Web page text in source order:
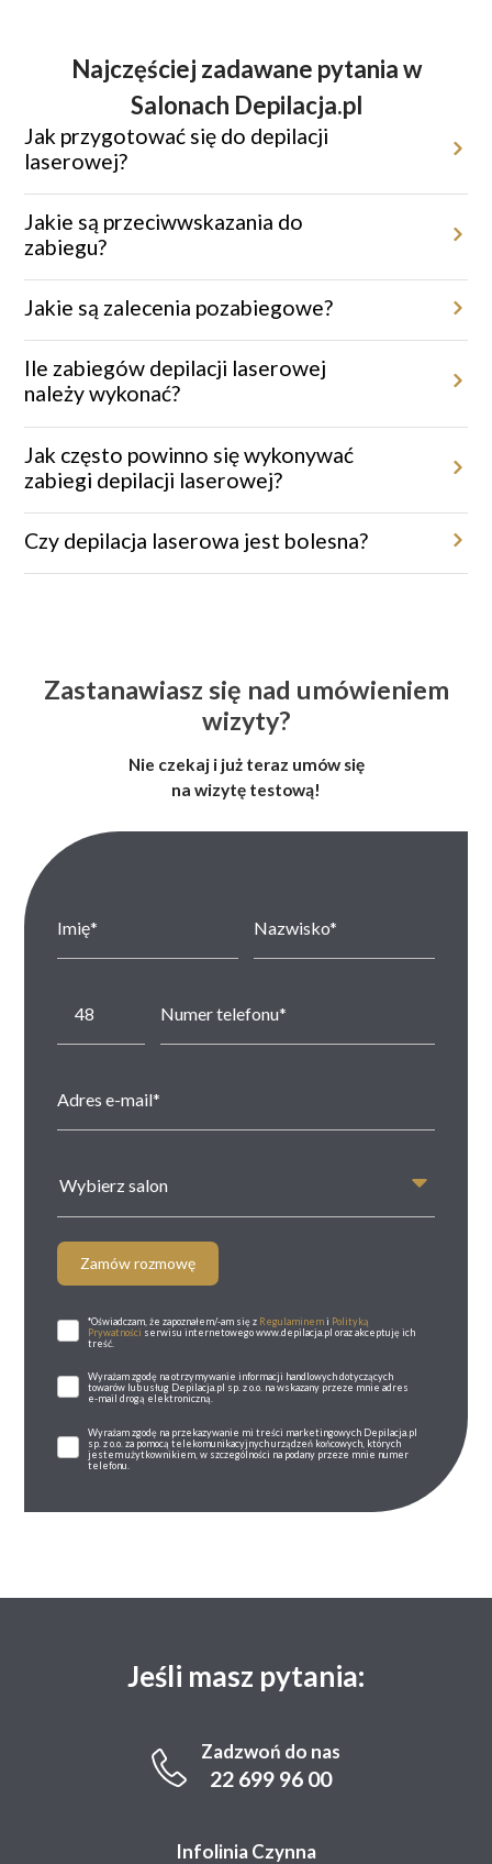
Najczęściej zadawane pytania w
Salonach Depilacja.pl
Jak przygotować się do depilacji
laserowej?
Przed zabiegiem miejsce poddane depilacji należy ogolić maszynką
jednorazową. Należy unikać opalania oraz stosowania kremów
depilacyjnych, depilatorów czy pęsety.
Jakie są przeciwwskazania do
zabiegu?
Depilacja laserowa nie jest zalecana w przypadku ciąży, świeżej
opalenizny, aktywnych infekcji skórnych czy podczas brania leków
światłouczulających.
Jakie są zalecenia pozabiegowe?
Po zabiegu warto unikać gorących kąpieli, sauny i intensywnego
wysiłku fizycznego przez 48 godzin.
Ile zabiegów depilacji laserowej
należy wykonać?
Aby uzyskać trwałe efekty, konieczna jest seria 6–9 zabiegów,
dostosowana indywidualnie do potrzeb klienta.
Jak często powinno się wykonywać
zabiegi depilacji laserowej?
Zabiegi wykonywane są co 4–8 tygodni, w zależności od obszaru
ciała i fazy wzrostu włosa.
Czy depilacja laserowa jest bolesna?
Dzięki systemom chłodzącym oraz innowacyjnym technologiom
Zastanawiasz się nad umówieniem
wizyty?
Nie czekaj i już teraz umów się
na wizytę testową!
Wybierz salon
Zamów rozmowę
*Oświadczam, że zapoznałem/-am się z Regulaminemi Polityką
Prywatności serwisu internetowego www.depilacja.pl oraz akceptuję ich
treść.
Wyrażam zgodę na otrzymywanie informacji handlowych dotyczących
towarów lub usług Depilacja.pl sp. z o.o. na wskazany przeze mnie adres
e-mail drogą elektroniczną.
Wyrażam zgodę na przekazywanie mi treści marketingowych Depilacja.pl
sp. z o.o. za pomocą telekomunikacyjnych urządzeń końcowych, których
jestem użytkownikiem, w szczególności na podany przeze mnie numer
telefonu.
Jeśli masz pytania:
Zadzwoń do nas
22 699 96 00
Infolinia Czynna